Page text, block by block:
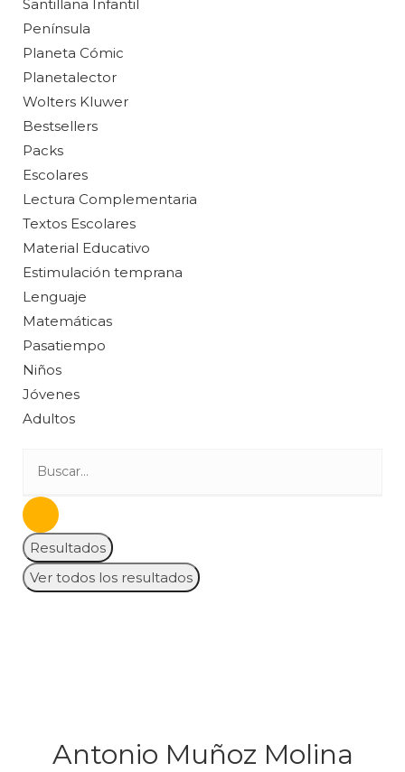
Santillana Infantil
Península
Planeta Cómic
Planetalector
Wolters Kluwer
Bestsellers
Packs
Escolares
Lectura Complementaria
Textos Escolares
Material Educativo
Estimulación temprana
Lenguaje
Matemáticas
Pasatiempo
Niños
Jóvenes
Adultos
Resultados
Ver todos los resultados
Antonio Muñoz Molina